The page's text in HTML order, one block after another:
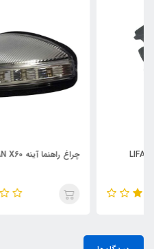
چراغ راهنما آینه LIFAN X60